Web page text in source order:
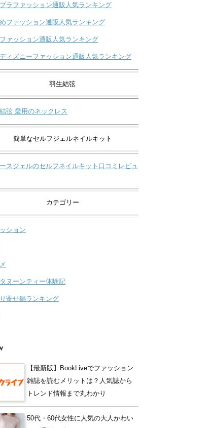
ラファッション通販人気ランキング
ファッション通販人気ランキング
ァッション通販人気ランキング
ィズニーファッション通販人気ランキング
羽生結弦
弦 愛用のネックレス
簡単なセルフジェルネイルキット
スジェルのセルフネイルキット口コミレビュ
カテゴリー
ション
ヌーンティー体験記
寄せ鍋ランキング
【最新版】BookLiveでファッション
雑誌を読むメリットは？人気誌から
トレンド情報まで丸わかり
50代・60代女性に人気の大人かわい